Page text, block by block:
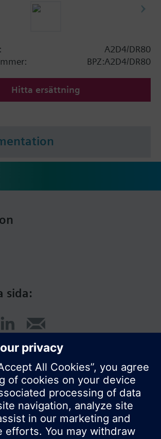
A2D4/DR80
BPZ:A2D4/DR80
Hitta ersättning
sida:
Building Technologies Division,